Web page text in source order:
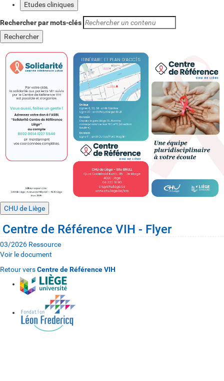
Etudes cliniques
Rechercher par mots-clés
CHU de Liège
Centre de Référence VIH - Flyer
03/2026 Ressource
Voir le document
Retour versCentre de Référence VIH